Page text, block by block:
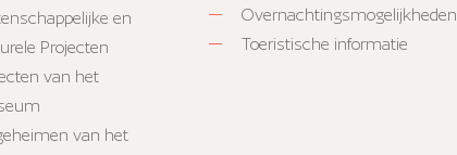
en
Projecten
van het
van het
Overnachtingsmogelijkheden
Toeristische informatie